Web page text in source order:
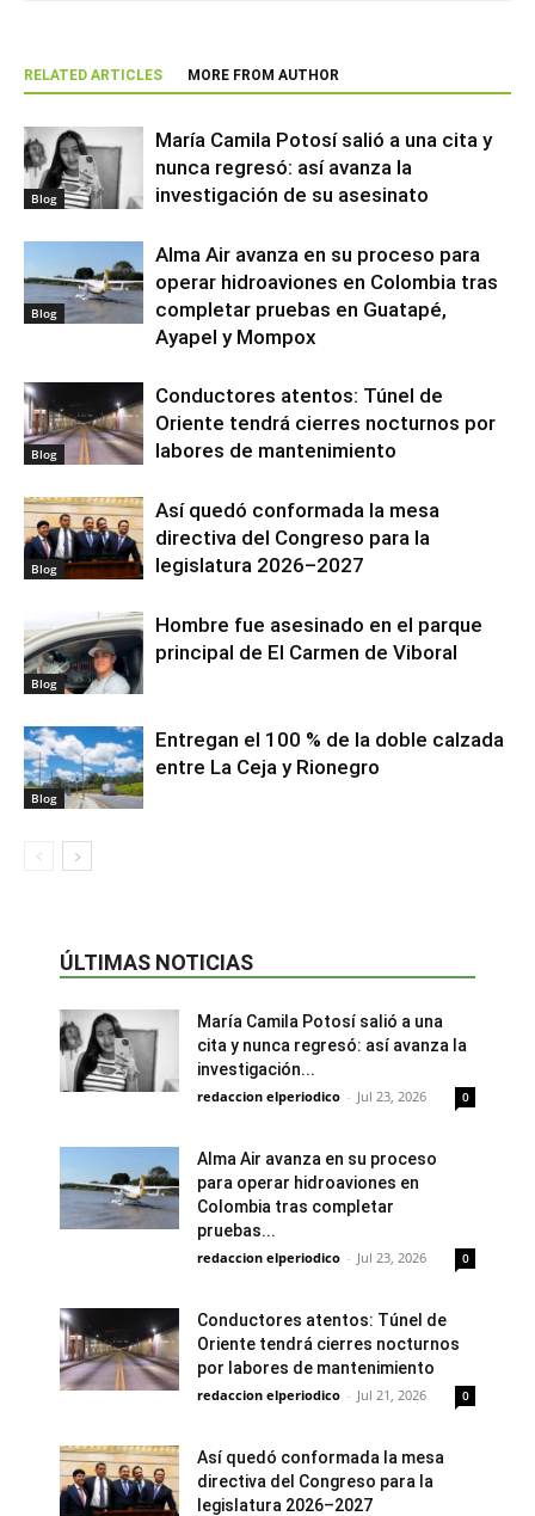
RELATED ARTICLES MORE FROM AUTHOR
Blog
María Camila Potosí salió a una cita y
nunca regresó: así avanza la
investigación de su asesinato
Blog
Alma Air avanza en su proceso para
operar hidroaviones en Colombia tras
completar pruebas en Guatapé,
Ayapel y Mompox
Blog
Conductores atentos: Túnel de
Oriente tendrá cierres nocturnos por
labores de mantenimiento
Blog
Así quedó conformada la mesa
directiva del Congreso para la
legislatura 2026–2027
Blog
Hombre fue asesinado en el parque
principal de El Carmen de Viboral
Blog
Entregan el 100 % de la doble calzada
entre La Ceja y Rionegro
ÚLTIMAS NOTICIAS
María Camila Potosí salió a una
cita y nunca regresó: así avanza la
investigación...
redaccion elperiodico - Jul 23, 2026 0
Alma Air avanza en su proceso
para operar hidroaviones en
Colombia tras completar
pruebas...
redaccion elperiodico - Jul 23, 2026 0
Conductores atentos: Túnel de
Oriente tendrá cierres nocturnos
por labores de mantenimiento
redaccion elperiodico - Jul 21, 2026 0
Así quedó conformada la mesa
directiva del Congreso para la
legislatura 2026–2027